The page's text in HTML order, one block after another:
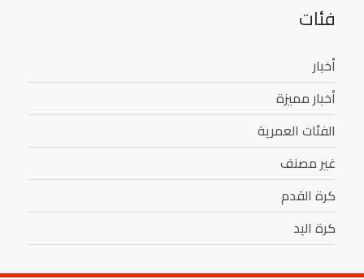
فئات
أخبار
أخبار مميزة
الفئات العمرية
غير مصنف
كرة القدم
كرة اليد